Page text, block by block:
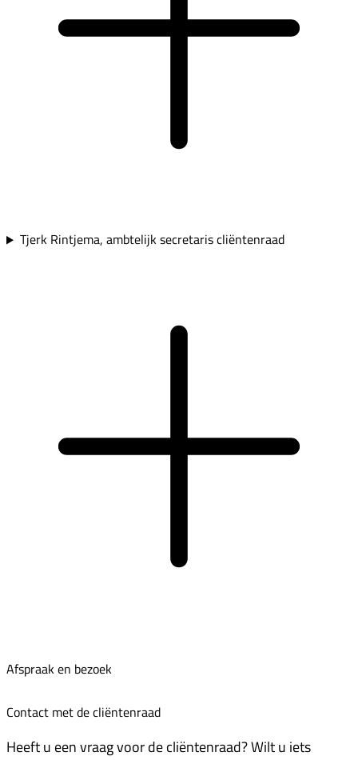
Tjerk Rintjema, ambtelijk secretaris cliëntenraad
Afspraak en bezoek
Contact met de cliëntenraad
Heeft u een vraag voor de cliëntenraad? Wilt u iets